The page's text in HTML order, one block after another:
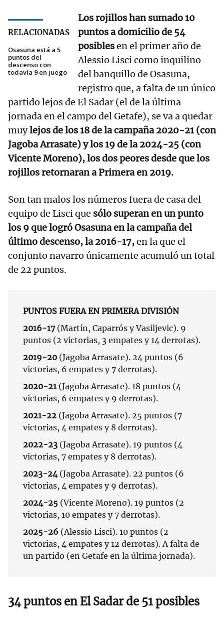
RELACIONADAS
Osasuna está a 5
puntos del
descenso con
todavía 9 en juego
Los rojillos han sumado 10
puntos a domicilio de 54
posiblesen el primer año de
Alessio Lisci como inquilino
del banquillo de Osasuna,
registro que, a falta de un único
partido lejos de El Sadar (el de la última
jornada en el campo del Getafe), se va a quedar
muylejos de los 18 de la campaña 2020-21 (con
Jagoba Arrasate) y los 19 de la 2024-25 (con
Vicente Moreno), los dos peores desde que los
rojillos retornaran a Primera en 2019.
Son tan malos los números fuera de casa del
equipo de Lisci que sólo superan en un punto
los 9 que logró Osasuna en la campaña del
último descenso, la 2016-17,en la que el
conjunto navarro únicamente acumuló un total
de 22 puntos.
PUNTOS FUERA EN PRIMERA DIVISIÓN
2016-17 (Martín, Caparrós y Vasiljevic). 9
puntos (2 victorias, 3 empates y 14 derrotas).
2019-20 (Jagoba Arrasate). 24 puntos (6
victorias, 6 empates y 7 derrotas).
2020-21 (Jagoba Arrasate). 18 puntos (4
victorias, 6 empates y 9 derrotas).
2021-22 (Jagoba Arrasate). 25 puntos (7
victorias, 4 empates y 8 derrotas).
2022-23 (Jagoba Arrasate). 19 puntos (4
victorias, 7 empates y 8 derrotas).
2023-24 (Jagoba Arrasate). 22 puntos (6
victorias, 4 empates y 9 derrotas).
2024-25 (Vicente Moreno). 19 puntos (2
victorias, 10 empates y 7 derrotas).
2025-26 (Alessio Lisci). 10 puntos (2
victorias, 4 empates y 12 derrotas). A falta de
un partido (en Getafe en la última jornada).
34 puntos en El Sadar de 51 posibles